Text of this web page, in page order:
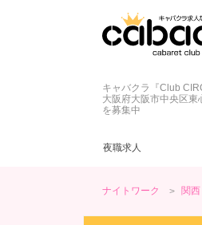
キャバクラ『Club
大阪府大阪市中央区
を募集中
夜職求人
(54)
キャバクラ (59)
ネイル自由 (4)
(63)ナイトワーク 関西